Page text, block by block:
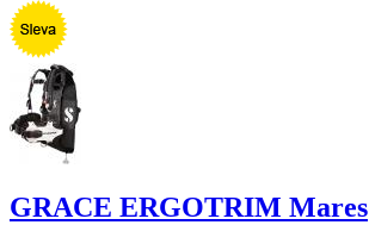
GRACE ERGOTRIM Mares